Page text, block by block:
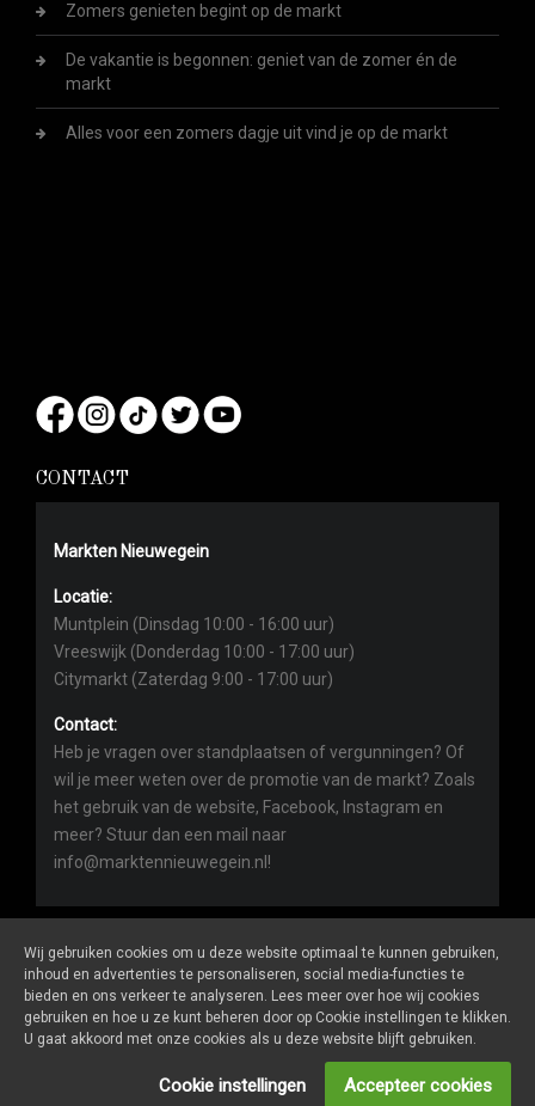
Zomers genieten begint op de markt
De vakantie is begonnen: geniet van de zomer én de
markt
Alles voor een zomers dagje uit vind je op de markt
CONTACT
Markten Nieuwegein
Locatie:
Muntplein (Dinsdag 10:00 - 16:00 uur)
Vreeswijk (Donderdag 10:00 - 17:00 uur)
Citymarkt (Zaterdag 9:00 - 17:00 uur)
Contact:
Heb je vragen over standplaatsen of vergunningen? Of
wil je meer weten over de promotie van de markt? Zoals
het gebruik van de website, Facebook, Instagram en
meer? Stuur dan een mail naar
info@marktennieuwegein.nl!
Marktennieuwegein.nlis een website van De Markt Online
ALGEMENE VOORWAARDEN
ONDERNEMERS LOGIN
SOCIALS
Wij gebruiken cookies om u deze website optimaal te kunnen gebruiken,
inhoud en advertenties te personaliseren, social media-functies te
bieden en ons verkeer te analyseren. Lees meer over hoe wij cookies
gebruiken en hoe u ze kunt beheren door op Cookie instellingen te klikken.
U gaat akkoord met onze cookies als u deze website blijft gebruiken.
Cookie instellingen Accepteer cookies